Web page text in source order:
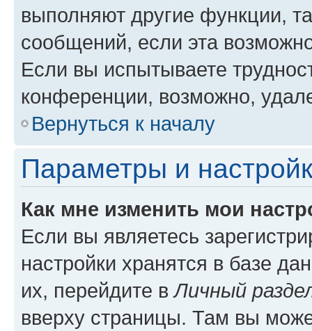
выполняют другие функции,
сообщений, если эта
Если вы испытываете
конференции, возможно,
Вернуться к началу
Параметры и
Как мне изменить мои
Если вы являетесь
настройки хранятся в базе
их, перейдите вЛичный
вверху страницы. Там вы